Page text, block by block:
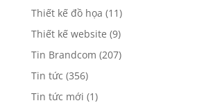
Thiết kế đồ họa (11)
Thiết kế website (9)
Tin Brandcom (207)
Tin tức (356)
Tin tức mới (1)